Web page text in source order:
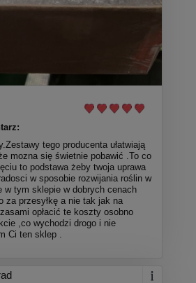
tego producenta ułatwiają
mozna się świetnie pobawić .To co
to podstawa żeby twoja uprawa
w sposobie rozwijania roślin w
w tym sklepie w dobrych cenach
za przesyłkę a nie tak jak na
opłacić te koszty osobno
,co wychodzi drogo i nie
Ci ten sklep .